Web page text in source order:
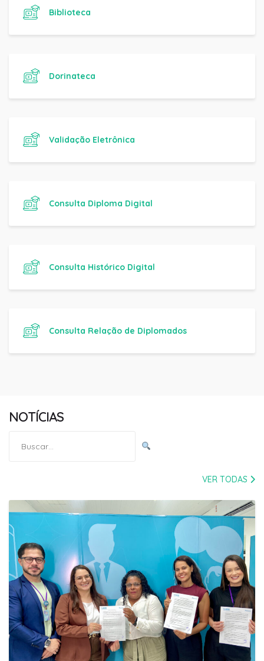
Biblioteca
Dorinateca
Validação Eletrônica
Consulta Diploma Digital
Consulta Histórico Digital
Consulta Relação de Diplomados
NOTÍCIAS
por:
VER TODAS